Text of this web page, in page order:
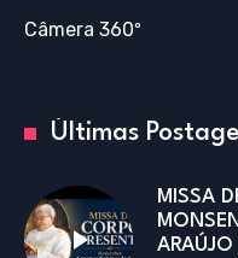
Câmera 360º
Últimas
MISSA